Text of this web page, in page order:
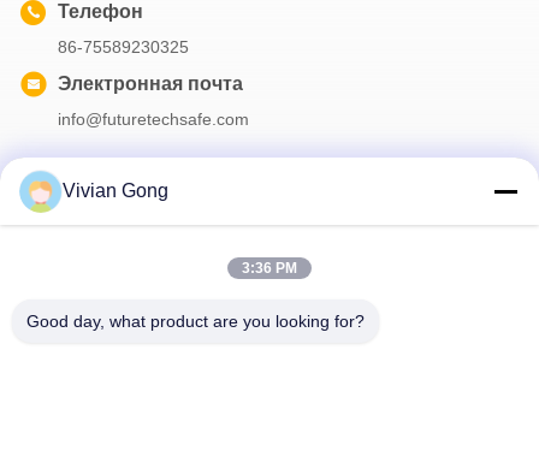
Телефон
86-75589230325
Электронная почта
info@futuretechsafe.com
получения скидок и прочего.
Vivian Gong
3:36 PM
Good day, what product are you looking for?